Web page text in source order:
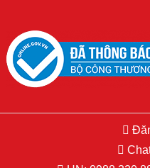
Copyright © 2015